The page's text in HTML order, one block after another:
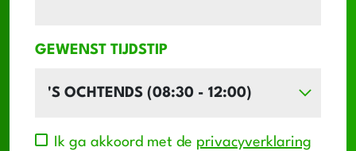
GEWENST TIJDSTIP
Ik ga akkoord met de privacyverklaring